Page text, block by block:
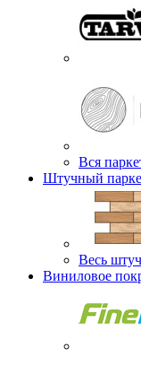
Вся
Штучный
Весь
Виниловое